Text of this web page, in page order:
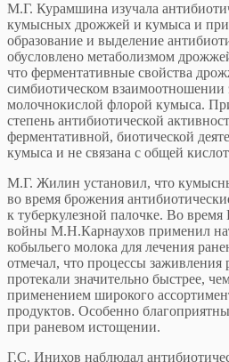
М.Г. Курамшина изучала
кумысных дрожжей и кумыса и
образование и выделение
обусловлено метаболизмом
что ферментативные свойства
симбиотическом
молочнокислой флорой кумыса.
степень антибиотической
ферментативной, биотической
кумыса и не связана с общей
М.Г. Жилин установил, что
во время брожения
к туберкулезной палочке. Во время
войны М.Н.Карнаухов применил
кобыльего молока для лечения
отмечал, что процессы заживления
протекали значительно быстрее,
применением широкого
продуктов. Особенно
при раневом истощении.
Г.С. Инихов наблюдал